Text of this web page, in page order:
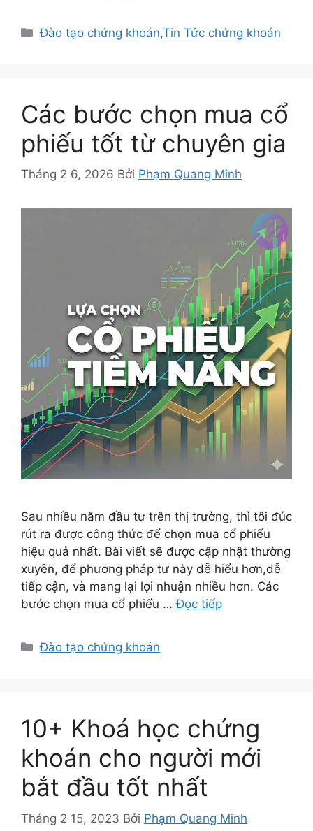
Danh
Đào tạo chứng khoán,Tin Tức chứng khoán
Các bước chọn mua cổ
phiếu tốt từ chuyên gia
Tháng 2 6, 2026 Bởi Phạm Quang Minh
Sau nhiều năm đầu tư trên thị trường, thì tôi đúc
rút ra được công thức để chọn mua cổ phiếu
hiệu quả nhất. Bài viết sẽ được cập nhật thường
xuyên, để phương pháp tư này dễ hiểu hơn,dễ
tiếp cận, và mang lại lợi nhuận nhiều hơn. Các
bước chọn mua cổ phiếu …Đọc tiếp
Danh
Đào tạo chứng khoán
10+ Khoá học chứng
khoán cho người mới
bắt đầu tốt nhất
Tháng 2 15, 2023 Bởi Phạm Quang Minh